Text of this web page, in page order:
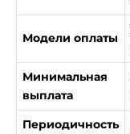
Модели оплаты
Минимальная
выплата
Периодичность